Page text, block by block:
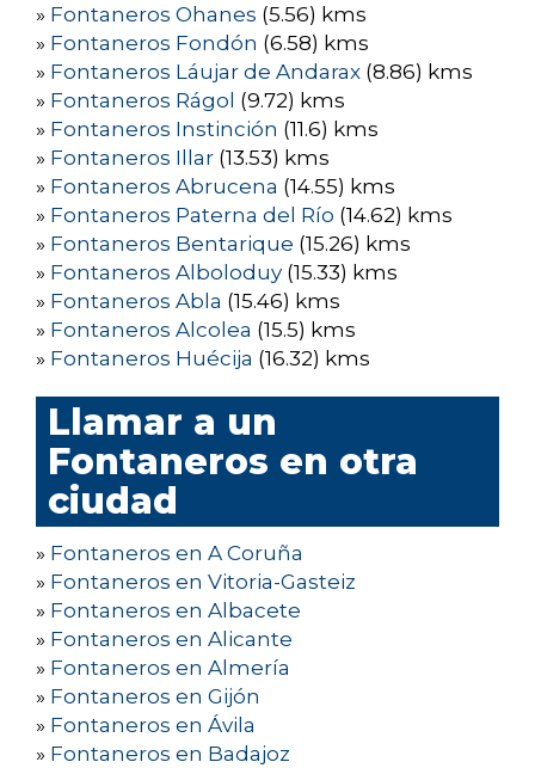
» Fontaneros Ohanes (5.56) kms
» Fontaneros Fondón (6.58) kms
» Fontaneros Láujar de Andarax (8.86) kms
» Fontaneros Rágol (9.72) kms
» Fontaneros Instinción (11.6) kms
» Fontaneros Illar (13.53) kms
» Fontaneros Abrucena (14.55) kms
» Fontaneros Paterna del Río (14.62) kms
» Fontaneros Bentarique (15.26) kms
» Fontaneros Alboloduy (15.33) kms
» Fontaneros Abla (15.46) kms
» Fontaneros Alcolea (15.5) kms
» Fontaneros Huécija (16.32) kms
Llamar a un
Fontaneros en otra
ciudad
» Fontaneros en A Coruña
» Fontaneros en Vitoria-Gasteiz
» Fontaneros en Albacete
» Fontaneros en Alicante
» Fontaneros en Almería
» Fontaneros en Gijón
» Fontaneros en Ávila
» Fontaneros en Badajoz